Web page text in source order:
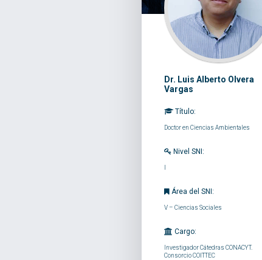
Dr. Luis Alberto Olvera
Vargas
Título:
Doctor en Ciencias Ambientales
Nivel SNI:
Área del SNI:
V – Ciencias Sociales
Cargo:
Investigador Cátedras CONACYT.
Consorcio COITTEC